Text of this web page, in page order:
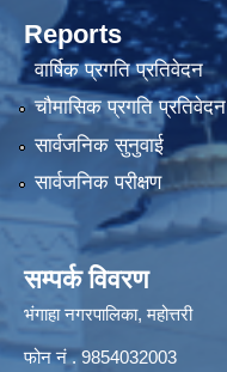
Reports
वार्षिक प्रगति प्रतिवेदन
चौमासिक प्रगति प्रतिवेदन
सार्वजनिक सुनुवाई
सार्वजनिक परीक्षण
सम्पर्क विवरण
भंगाहा नगरपालिका, महोत्तरी
फोन नं . 9854032003